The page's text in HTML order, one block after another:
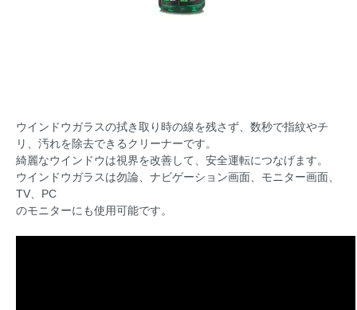
ウインドウガラスの拭き取り時の線を残さず、数秒で指紋やチ
リ、汚れを除去できるクリーナーです。
綺麗なウインドウは視界を改善して、安全運転につなげます。
ウインドウガラスは勿論、ナビゲーション画面、モニター画面、
TV、PC
のモニターにも使用可能です。